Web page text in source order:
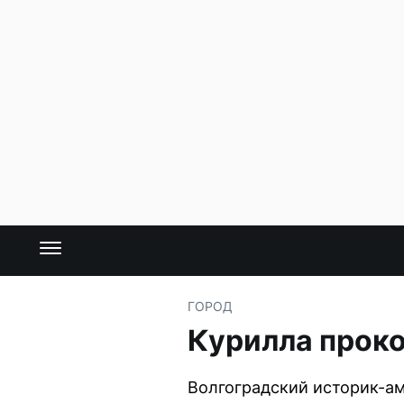
ГОРОД
Курилла
Волгоградский историк-